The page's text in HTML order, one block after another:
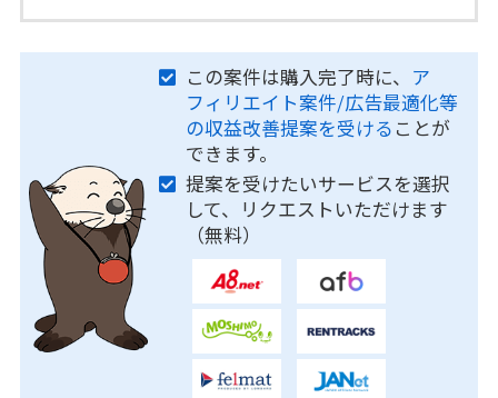
この案件は購入完了時に、 ア
フィリエイト案件/広告最適化等
の収益改善提案を受ける ことが
できます。
提案を受けたいサービスを選択
して、リクエストいただけます
（無料）